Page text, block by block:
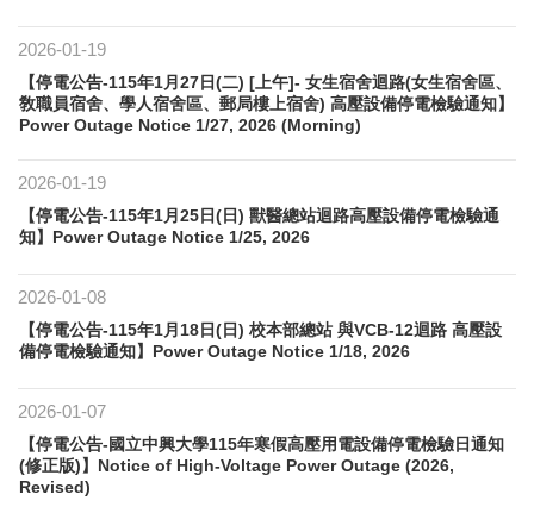
2026-01-19
【停電公告-115年1月27日(二) [上午]- 女生宿舍迴路(女生宿舍區、
敎職員宿舍、學人宿舍區、郵局樓上宿舍) 高壓設備停電檢驗通知】
Power Outage Notice 1/27, 2026 (Morning)
2026-01-19
【停電公告-115年1月25日(日) 獸醫總站迴路高壓設備停電檢驗通
知】Power Outage Notice 1/25, 2026
2026-01-08
【停電公告-115年1月18日(日) 校本部總站 與VCB-12迴路 高壓設
備停電檢驗通知】Power Outage Notice 1/18, 2026
2026-01-07
【停電公告-國立中興大學115年寒假高壓用電設備停電檢驗日通知
(修正版)】Notice of High-Voltage Power Outage (2026,
Revised)